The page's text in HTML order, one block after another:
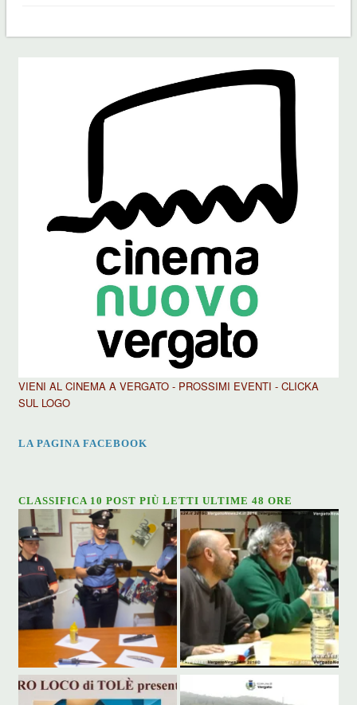
VIENI AL CINEMA A VERGATO - PROSSIMI EVENTI - CLICKA
SUL LOGO
LA PAGINA FACEBOOK
CLASSIFICA 10 POST PIÙ LETTI ULTIME 48 ORE